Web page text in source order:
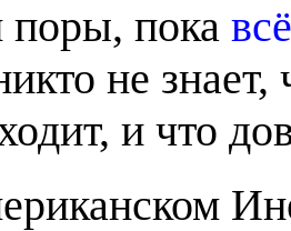
поры, пока
не
и что